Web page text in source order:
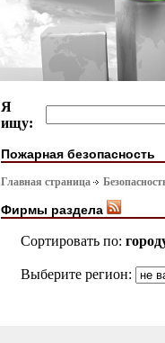
Я
ищу:
Пожарная безопасность
Главная страница
Фирмы раздела
Сортировать по:
Выберите регион: